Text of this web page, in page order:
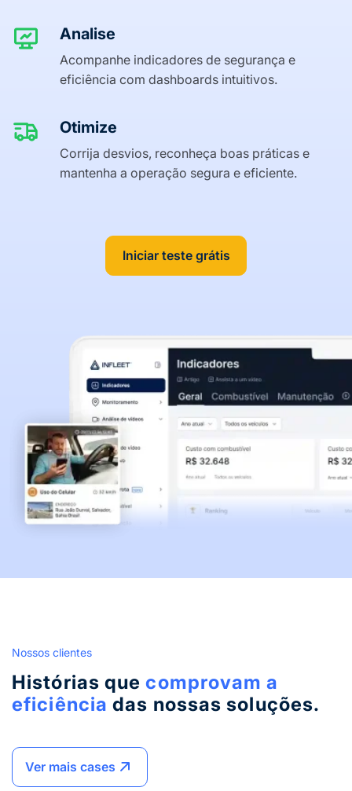
Analise
Acompanhe indicadores de segurança e
eficiência com dashboards intuitivos.
Otimize
Corrija desvios, reconheça boas práticas e
mantenha a operação segura e eficiente.
Iniciar teste grátis
Nossos clientes
Histórias quecomprovam a
eficiência das nossas soluções.
Ver mais cases